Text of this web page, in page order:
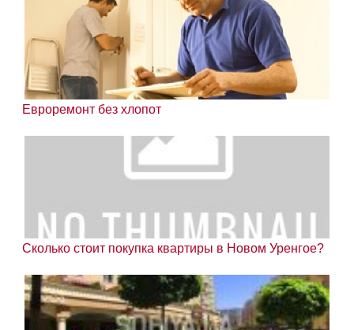
Евроремонт без хлопот
Сколько стоит покупка квартиры в Новом Уренгое?